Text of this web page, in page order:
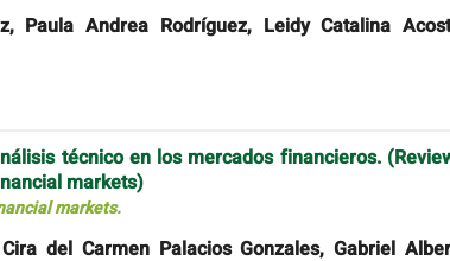
Paula Andrea Rodríguez, Leidy Catalina
técnico en los mercados financieros.
markets)
markets.
del Carmen Palacios Gonzales, Gabriel